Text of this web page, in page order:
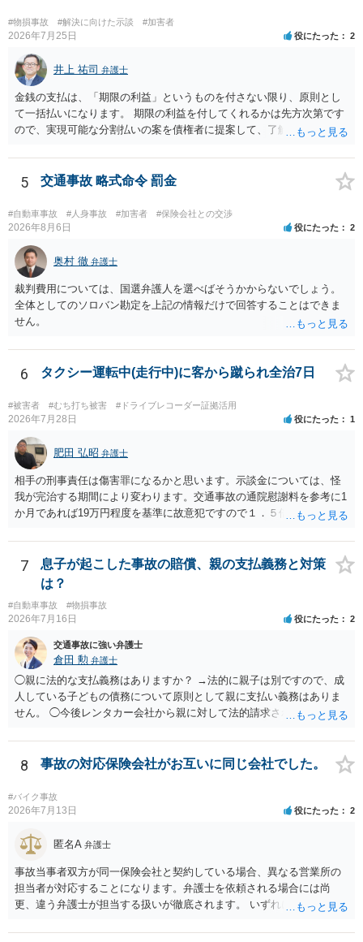
#物損事故 #解決に向けた示談 #加害者
2026年7月25日 役にたった 2
井上 祐司 弁護士
金銭の支払は、「期限の利益」というものを付さない限り、原則とし
て一括払いになります。 期限の利益を付してくれるかは先方次第です
ので、実現可能な分割払いの案を債権者に提案して、了解してもらえ
5 交通事故 略式命令 罰金
#自動車事故 #人身事故 #加害者 #保険会社との交渉
2026年8月6日 役にたった 2
奥村 徹 弁護士
裁判費用については、国選弁護人を選べばそうかからないでしょう。
全体としてのソロバン勘定を上記の情報だけで回答することはできま
せん。
6 タクシー運転中(走行中)に客から蹴られ全治7日
#被害者 #むち打ち被害 #ドライブレコーダー証拠活用
2026年7月28日 役にたった 1
肥田 弘昭 弁護士
相手の刑事責任は傷害罪になるかと思います。示談金については、怪
我が完治する期間により変わります。交通事故の通院慰謝料を参考に1
か月であれば19万円程度を基準に故意犯ですので１．５倍か2倍程度す
上がるかと思います。ご参考にしてください。
7
息子が起こした事故の賠償、親の支払義務と対策
は？
#自動車事故 #物損事故
2026年7月16日 役にたった 2
交通事故に強い弁護士
倉田 勲 弁護士
◯親に法的な支払義務はありますか？ →法的に親子は別ですので、成
人している子どもの債務について原則として親に支払い義務はありま
せん。 ◯今後レンタカー会社から親に対して法的請求される可能性は
低いでしょう。 ◯親である私は今後どう対応すべきでしょうか？ →債
権者に対してご自身は支払いを拒み、請求するのであれば本人に対し
8 事故の対応保険会社がお互いに同じ会社でした。
#バイク事故
2026年7月13日 役にたった 2
匿名A 弁護士
事故当事者双方が同一保険会社と契約している場合、異なる営業所の
担当者が対応することになります。弁護士を依頼される場合には尚
更、違う弁護士が担当する扱いが徹底されます。 いずれにしても、交